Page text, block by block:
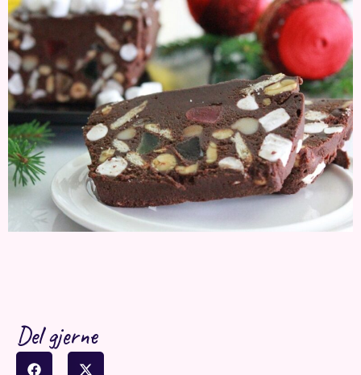
Del gjerne